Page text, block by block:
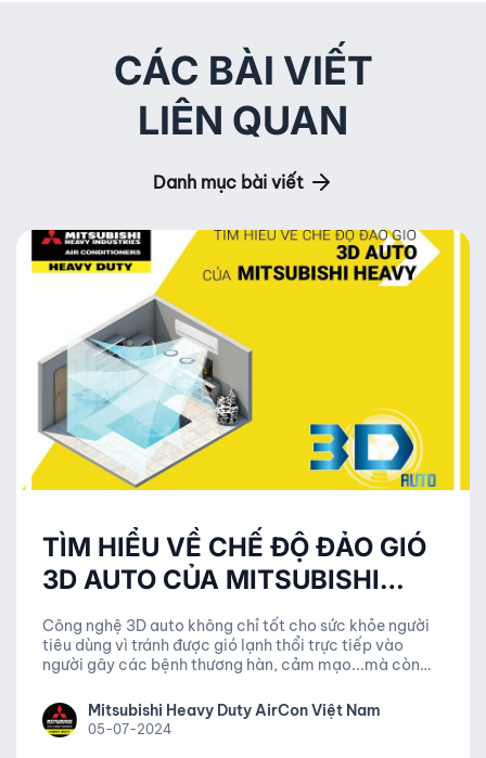
CÁC BÀI VIẾT
LIÊN QUAN
Danh mục bài viết
TÌM HIỂU VỀ CHẾ ĐỘ ĐẢO GIÓ
3D AUTO CỦA MITSUBISHI
HEAVY INDUSTRIES
Công nghệ 3D auto không chỉ tốt cho sức khỏe người
tiêu dùng vì tránh được gió lạnh thổi trực tiếp vào
người gây các bệnh thương hàn, cảm mạo...mà còn
Mitsubishi Heavy Duty AirCon Việt Nam
05-07-2024